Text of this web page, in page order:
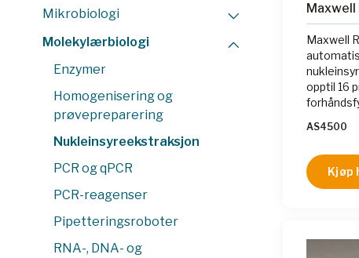
Mikrobiologi
Molekylærbiologi
Enzymer
Homogenisering og
prøvepreparering
Nukleinsyreekstraksjon
PCR og qPCR
PCR-reagenser
Pipetteringsroboter
RNA-, DNA- og
Maxwell
Maxwell
opptil 16
RNA fra
minutter,
AS4500
Kjøp